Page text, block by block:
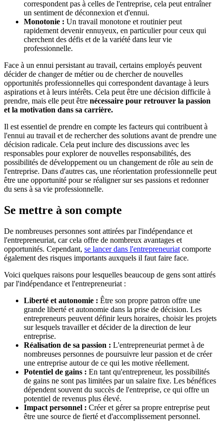
correspondent pas à celles de l'entreprise, cela peut entraîner
un sentiment de déconnexion et d'ennui.
Monotonie : Un travail monotone et routinier peut
rapidement devenir ennuyeux, en particulier pour ceux qui
cherchent des défis et de la variété dans leur vie
professionnelle.
Face à un ennui persistant au travail, certains employés peuvent
décider de changer de métier ou de chercher de nouvelles
opportunités professionnelles qui correspondent davantage à leurs
aspirations et à leurs intérêts. Cela peut être une décision difficile à
prendre, mais elle peut être nécessaire pour retrouver la passion
et la motivation dans sa carrière.
Il est essentiel de prendre en compte les facteurs qui contribuent à
l'ennui au travail et de rechercher des solutions avant de prendre une
décision radicale. Cela peut inclure des discussions avec les
responsables pour explorer de nouvelles responsabilités, des
possibilités de développement ou un changement de rôle au sein de
l'entreprise. Dans d'autres cas, une réorientation professionnelle peut
être une opportunité pour se réaligner sur ses passions et redonner
du sens à sa vie professionnelle.
Se mettre à son compte
De nombreuses personnes sont attirées par l'indépendance et
l'entrepreneuriat, car cela offre de nombreux avantages et
opportunités. Cependant, se lancer dans l'entrepreneuriat comporte
également des risques importants auxquels il faut faire face.
Voici quelques raisons pour lesquelles beaucoup de gens sont attirés
par l'indépendance et l'entrepreneuriat :
Liberté et autonomie : Être son propre patron offre une
grande liberté et autonomie dans la prise de décision. Les
entrepreneurs peuvent définir leurs horaires, choisir les projets
sur lesquels travailler et décider de la direction de leur
entreprise.
Réalisation de sa passion : L'entrepreneuriat permet à de
nombreuses personnes de poursuivre leur passion et de créer
une entreprise autour de ce qui les motive réellement.
Potentiel de gains : En tant qu'entrepreneur, les possibilités
de gains ne sont pas limitées par un salaire fixe. Les bénéfices
dépendent souvent du succès de l'entreprise, ce qui offre un
potentiel de revenus plus élevé.
Impact personnel : Créer et gérer sa propre entreprise peut
être une source de fierté et d'accomplissement personnel.